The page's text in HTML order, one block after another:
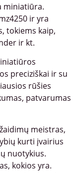
miniatiūra.
ir yra
tokiems kaip,
ir kt.
preciziškai ir su
rūšies
patvarumas
meistras,
kurti įvairius
nuotykius.
kokios yra.